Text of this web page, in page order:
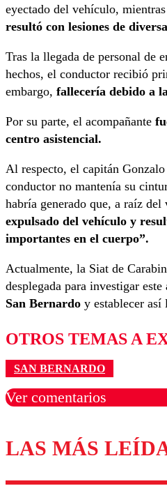
eyectado del vehículo,
resultó con lesiones de
Tras la llegada de personal de
hechos, el conductor recibió
embargo, fallecería debido a
Por su parte, el acompañante
centro asistencial.
Al respecto, el capitán
conductor no mantenía su
habría generado que, a raíz del
expulsado del vehículo y
importantes en el cuerpo”.
Actualmente, la Siat de
desplegada para investigar este
San Bernardo y establecer así
OTROS TEMAS A
SAN BERNARDO
Ver comentarios
Los comentarios son
diálogo
LAS MÁS